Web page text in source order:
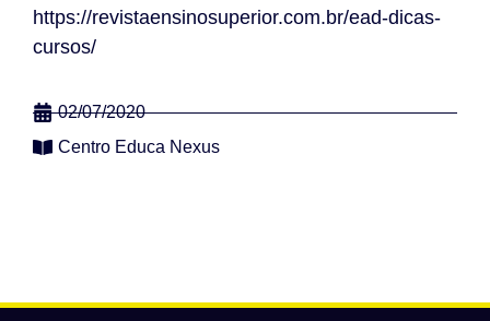
https://revistaensinosuperior.com.br/ead-dicas-
cursos/
02/07/2020
Centro Educa Nexus